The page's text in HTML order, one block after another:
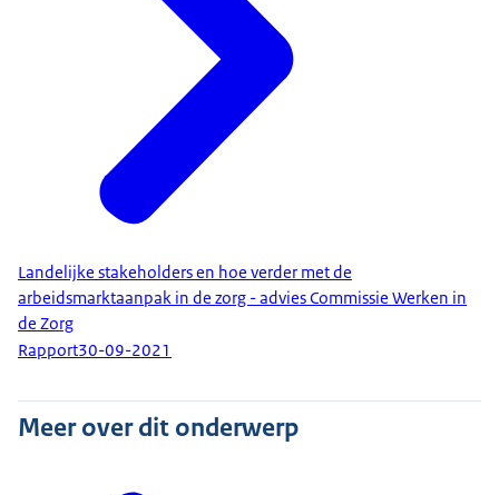
Landelijke stakeholders en hoe verder met de
arbeidsmarktaanpak in de zorg - advies Commissie Werken in
de Zorg
Rapport30-09-2021
Meer over dit onderwerp